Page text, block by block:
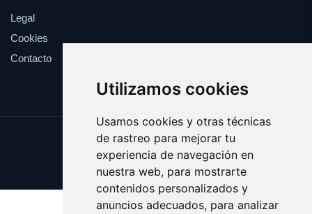
Utilizamos cookies
Usamos cookies y otras técnicas
de rastreo para mejorar tu
experiencia de navegación en
nuestra web, para mostrarte
contenidos personalizados y
anuncios adecuados, para analizar
Legal
Cookies
Contacto
Update cookies preferences
Copyright © 2025 yankis.es